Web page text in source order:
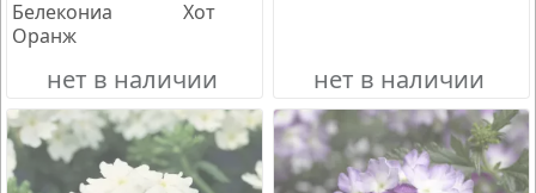
Белекониа Хот
Оранж
нет в наличии нет в наличии